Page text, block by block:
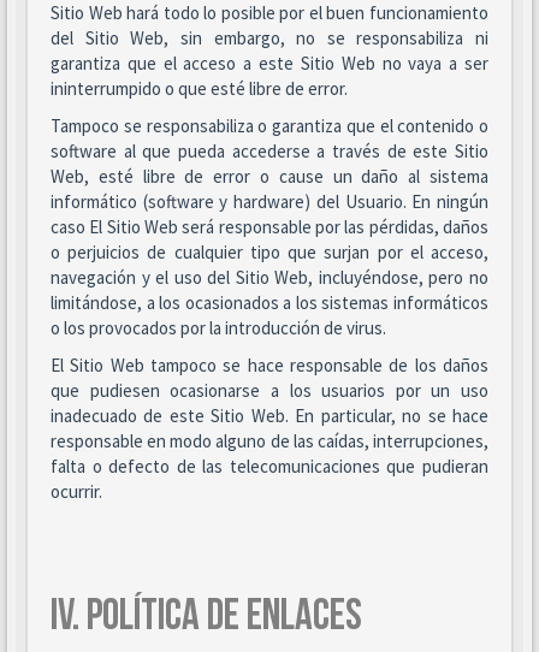
Sitio Web hará todo lo posible por el buen funcionamiento
del Sitio Web, sin embargo, no se responsabiliza ni
garantiza que el acceso a este Sitio Web no vaya a ser
ininterrumpido o que esté libre de error.
Tampoco se responsabiliza o garantiza que el contenido o
software al que pueda accederse a través de este Sitio
Web, esté libre de error o cause un daño al sistema
informático (software y hardware) del Usuario. En ningún
caso El Sitio Web será responsable por las pérdidas, daños
o perjuicios de cualquier tipo que surjan por el acceso,
navegación y el uso del Sitio Web, incluyéndose, pero no
limitándose, a los ocasionados a los sistemas informáticos
o los provocados por la introducción de virus.
El Sitio Web tampoco se hace responsable de los daños
que pudiesen ocasionarse a los usuarios por un uso
inadecuado de este Sitio Web. En particular, no se hace
responsable en modo alguno de las caídas, interrupciones,
falta o defecto de las telecomunicaciones que pudieran
ocurrir.
IV. POLÍTICA DE ENLACES